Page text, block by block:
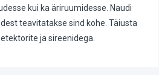
kui ka äriruumidesse. Naudi
teavitatakse sind kohe. Täiusta
ja sireenidega.